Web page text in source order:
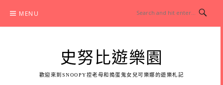
content
MENU
史努比遊樂園
歡迎來到SNOOPY控老母和搗蛋鬼女兒可樂娜的遊樂札記